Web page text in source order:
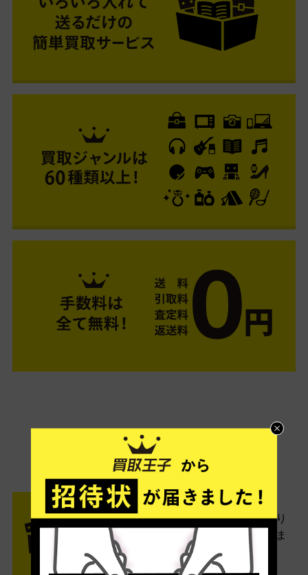
ご利用は簡単3ステップ
STEP1 お申込み・梱包
ネットでお申込みしたら、箱に売り
たい商品をいろいろ詰めて梱包しま
す。